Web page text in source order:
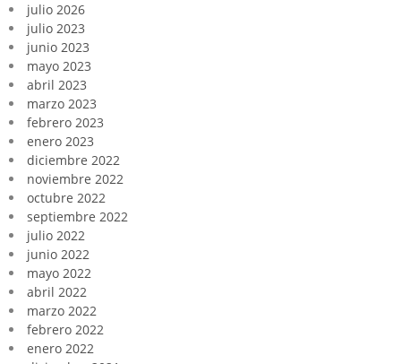
julio 2026
julio 2023
junio 2023
mayo 2023
abril 2023
marzo 2023
febrero 2023
enero 2023
diciembre 2022
noviembre 2022
octubre 2022
septiembre 2022
julio 2022
junio 2022
mayo 2022
abril 2022
marzo 2022
febrero 2022
enero 2022